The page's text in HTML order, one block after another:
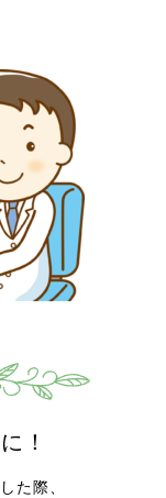
に！
た際、